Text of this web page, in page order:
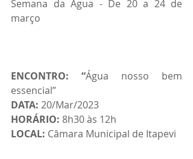
Semana da Água - De 20 a 24 de
março
ENCONTRO: “Água nosso bem
essencial”
DATA: 20/Mar/2023
HORÁRIO: 8h30 às 12h
LOCAL: Câmara Municipal de Itapevi